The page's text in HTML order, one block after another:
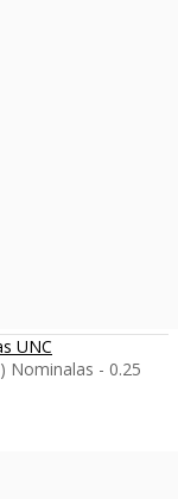
UNC
Nominalas - 0.25